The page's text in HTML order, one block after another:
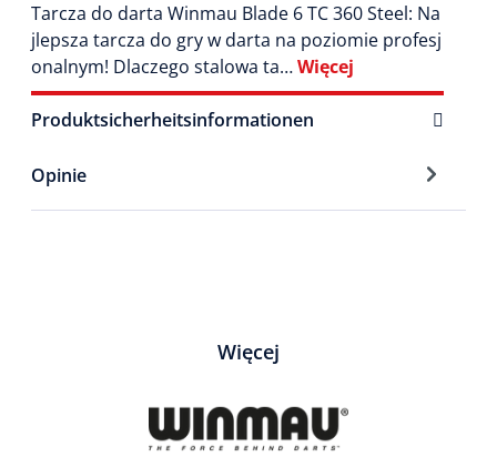
Tarcza do darta Winmau Blade 6 TC 360 Steel: Na
jlepsza tarcza do gry w darta na poziomie profesj
onalnym! Dlaczego stalowa ta…Więcej
Produktsicherheitsinformationen
Opinie
Więcej